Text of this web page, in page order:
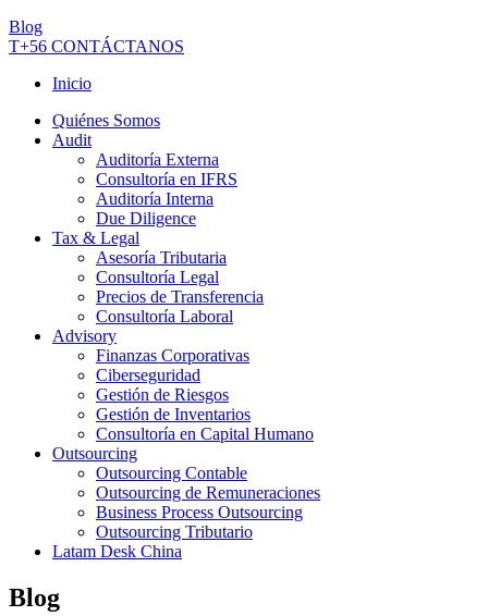
Blog
T+56 CONTÁCTANOS
Inicio
Quiénes Somos
Audit
Auditoría Externa
Consultoría en IFRS
Auditoría Interna
Due Diligence
Tax & Legal
Asesoría Tributaria
Consultoría Legal
Precios de Transferencia
Consultoría Laboral
Advisory
Finanzas Corporativas
Ciberseguridad
Gestión de Riesgos
Gestión de Inventarios
Consultoría en Capital Humano
Outsourcing
Outsourcing Contable
Outsourcing de Remuneraciones
Business Process Outsourcing
Outsourcing Tributario
Latam Desk China
Blog